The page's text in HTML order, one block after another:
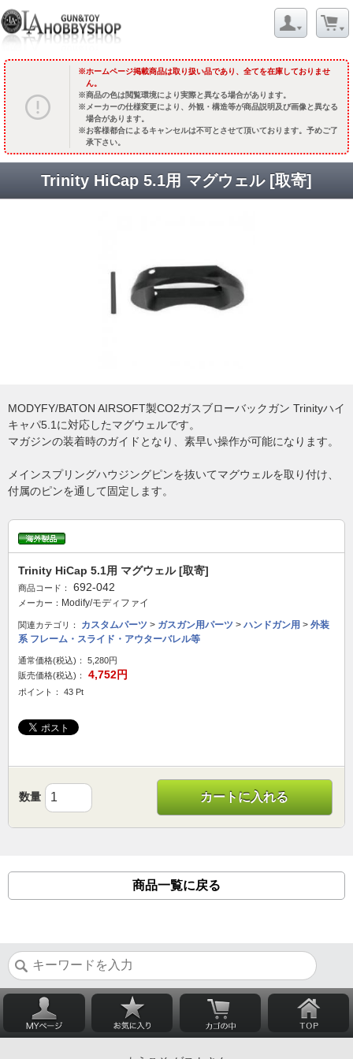
ホームページ掲載商品は取り扱い品であり、全てを在庫しておりませ
ん。
商品の色は閲覧環境により実際と異なる場合があります。
メーカーの仕様変更により、外観・構造等が商品説明及び画像と異なる
場合があります。
お客様都合によるキャンセルは不可とさせて頂いております。予めご了
承下さい。
Trinity HiCap 5.1用 マグウェル [取寄]
MODYFY/BATON AIRSOFT製CO2ガスブローバックガン Trinityハイ
キャパ5.1に対応したマグウェルです。
マガジンの装着時のガイドとなり、素早い操作が可能になります。
メインスプリングハウジングピンを抜いてマグウェルを取り付け、
付属のピンを通して固定します。
Trinity HiCap 5.1用 マグウェル [取寄]
商品コード： 692-042
メーカー： Modify/モディファイ
関連カテゴリ： カスタムパーツ > ガスガン用パーツ > ハンドガン用 > 外装
系 フレーム・スライド・アウターバレル等
通常価格(税込)：
5,280円
販売価格(税込)：
4,752円
ポイント： 43 Pt
数量 カートに入れる
商品一覧に戻る